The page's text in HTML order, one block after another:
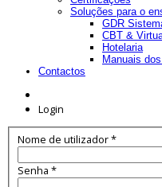
Soluções para o
GDR
CBT &
Hotelaria
Manuais
Contactos
Login
Nome de utilizador*
Senha *